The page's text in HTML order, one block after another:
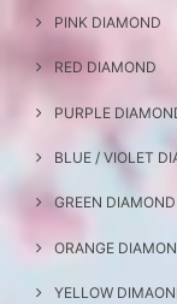
PINK DIAMOND
RED DIAMOND
PURPLE
BLUE / VIOLET
GREEN DIAMOND
ORANGE
YELLOW